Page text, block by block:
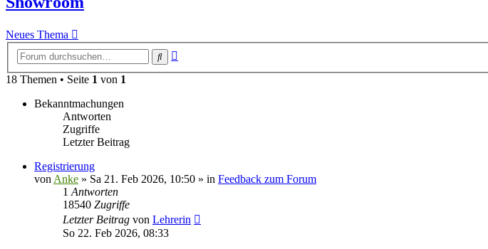
Neues Thema
Suche
18 Themen • Seite 1 von 1
Bekanntmachungen
Antworten
Zugriffe
Letzter Beitrag
Registrierung
von Anke » Sa 21. Feb 2026, 10:50 » in Feedback zum Forum
1 Antworten
18540 Zugriffe
Letzter Beitrag von Lehrerin
So 22. Feb 2026, 08:33